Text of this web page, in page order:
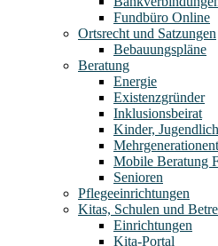
Fundbüro Online
Ortsrecht und Satzungen
Bebauungspläne
Beratung
Energie
Existenzgründer
Inklusionsbeirat
Kinder,
Mobile Beratung
Senioren
Pflegeeinrichtungen
Kitas, Schulen und
Einrichtungen
Kita-Portal